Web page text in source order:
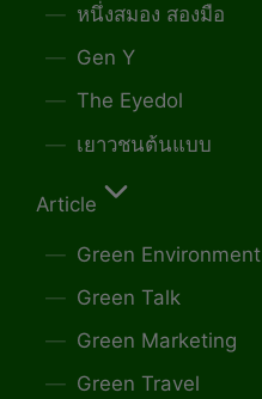
หนึ่งสมอง สองมือ
Gen Y
The Eyedol
เยาวชนต้นแบบ
Article
Green Environment
Green Talk
Green Marketing
Green Travel